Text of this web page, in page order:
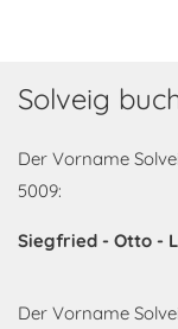
Solveig
Der Vorname
5009:
Siegfried - Otto -
Der Vorname